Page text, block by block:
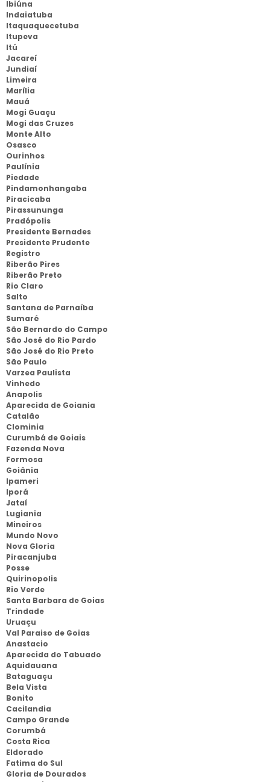
Ibiúna
Indaiatuba
Itaquaquecetuba
Itupeva
Itú
Jacareí
Jundiaí
Limeira
Marília
Mauá
Mogi Guaçu
Mogi das Cruzes
Monte Alto
Osasco
Ourinhos
Paulínia
Piedade
Pindamonhangaba
Piracicaba
Pirassununga
Pradópolis
Presidente Bernades
Presidente Prudente
Registro
Riberão Pires
Riberão Preto
Rio Claro
Salto
Santana de Parnaíba
Sumaré
São Bernardo do Campo
São José do Rio Pardo
São José do Rio Preto
São Paulo
Varzea Paulista
Vinhedo
Anapolis
Aparecida de Goiania
Catalão
Clominia
Curumbá de Goiais
Fazenda Nova
Formosa
Goiânia
Ipameri
Iporá
Jataí
Lugiania
Mineiros
Mundo Novo
Nova Gloria
Piracanjuba
Posse
Quirinopolis
Rio Verde
Santa Barbara de Goias
Trindade
Uruaçu
Val Paraiso de Goias
Anastacio
Aparecida do Tabuado
Aquidauana
Bataguaçu
Bela Vista
Bonito
Cacilandia
Campo Grande
Corumbá
Costa Rica
Eldorado
Fatima do Sul
Gloria de Dourados